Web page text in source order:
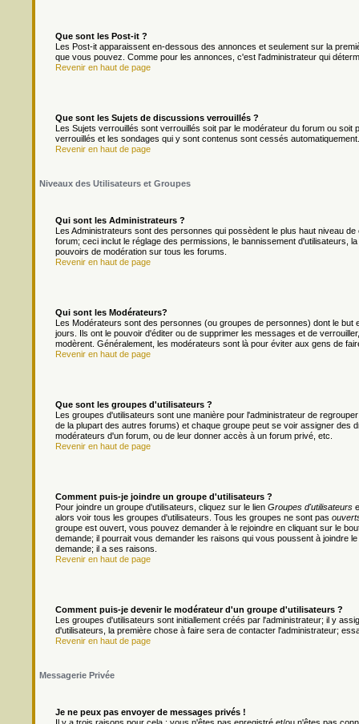
Que sont les Post-it ?
Les Post-it apparaissent en-dessous des annonces et seulement sur la
que vous pouvez. Comme pour les annonces, c'est l'administrateur qui
Revenir en haut de page
Que sont les Sujets de discussions verrouillés ?
Les Sujets verrouillés sont verrouillés soit par le modérateur du forum ou
verrouillés et les sondages qui y sont contenus sont cessés
Revenir en haut de page
Niveaux des Utilisateurs et Groupes
Qui sont les Administrateurs ?
Les Administrateurs sont des personnes qui possèdent le plus haut niveau
forum; ceci inclut le réglage des permissions, le bannissement d'utilisateurs,
pouvoirs de modération sur tous les forums.
Revenir en haut de page
Qui sont les Modérateurs?
Les Modérateurs sont des personnes (ou groupes de personnes) dont le
jours. Ils ont le pouvoir d'éditer ou de supprimer les messages et de
modèrent. Généralement, les modérateurs sont là pour éviter aux gens de
Revenir en haut de page
Que sont les groupes d'utilisateurs ?
Les groupes d'utilisateurs sont une manière pour l'administrateur de
de la plupart des autres forums) et chaque groupe peut se voir assigner des
modérateurs d'un forum, ou de leur donner accès à un forum privé, etc.
Revenir en haut de page
Comment puis-je joindre un groupe d'utilisateurs ?
Pour joindre un groupe d'utilisateurs, cliquez sur le lien Groupes d'utilisateurs
alors voir tous les groupes d'utilisateurs. Tous les groupes ne sont pas
groupe est ouvert, vous pouvez demander à le rejoindre en cliquant sur le
demande; il pourrait vous demander les raisons qui vous poussent à joindre
demande; il a ses raisons.
Revenir en haut de page
Comment puis-je devenir le modérateur d'un groupe d'utilisateurs ?
Les groupes d'utilisateurs sont initiallement créés par l'administrateur; il y
d'utilisateurs, la première chose à faire sera de contacter l'administrateur;
Revenir en haut de page
Messagerie Privée
Je ne peux pas envoyer de messages privés !